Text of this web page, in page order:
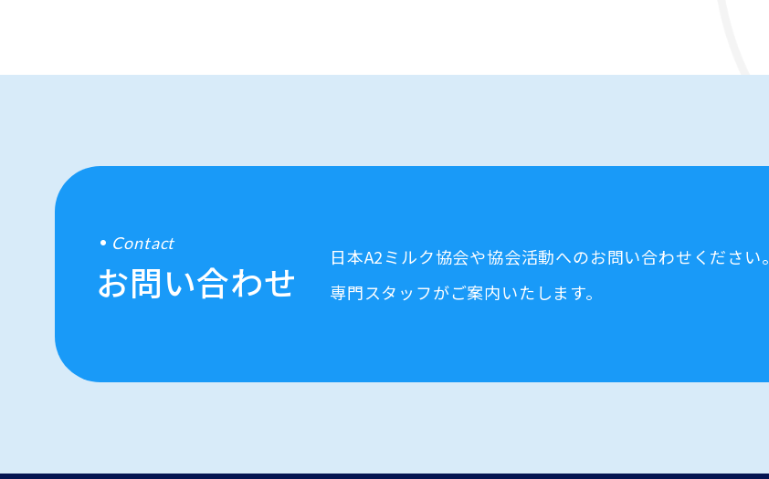
Contact
お問い合わせ
日本A2ミルク協会や協会活動へのお問い合わせください。
専門スタッフがご案内いたします。